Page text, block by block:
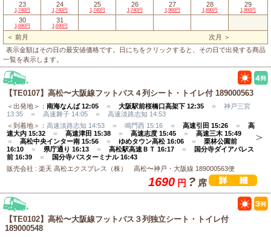
23
1,740円
24
1,740円
25
1,740円
26
1,740円
27
1,960円
28
1,690円
29
1,960円
30
1,690円
31
1,690円
＜ 前月
次月 ＞
表示金額はその日の最安値価格です。日にちをクリックすると、その日で出発する商品
一覧を表示します。
【TE0107】高松〜大阪線フットバス４列シート・トイレ付 189000563
＜出発地＞： 南海なんば 12:05 ＝ 大阪駅前桜橋口高架下 12:35 ＝ 神戸三宮
13:35 ＝ 高速舞子 14:05 ＝ 高速淡路志知 14:53
＜到着地＞： 高速淡路志知 14:53 ＝ 鳴門西 15:16 ＝ 高速引田 15:26 ＝ 高
速大内 15:32 ＝ 高速津田 15:38 ＝ 高速志度 15:45 ＝ 高速三木 15:49
＝ 高松中央インター南 15:56 ＝ ゆめタウン高松 16:06 ＝ 栗林公園前
16:10 ＝ 県庁通り 16:13 ＝ 高松駅高速ＢＴ 16:17 ＝
国分寺ダイアパレス
前 16:39 ＝
国分寺バスターミナル 16:43
販売会社 : 楽天 高松エクスプレス（株） 高松〜神戸・大阪線 189000563便
1690 円 ? 席
【TE0102】高松〜大阪線フットバス３列独立シート・トイレ付
189000548